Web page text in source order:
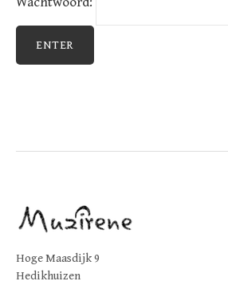
Hoge Maasdijk 9
Hedikhuizen